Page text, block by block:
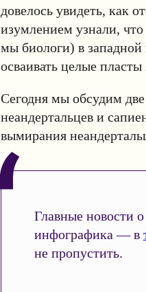
довелось увидеть, как
изумлением узнали,
мы биологи) в
осваивать целые
Сегодня мы обсудим
неандертальцев и
вымирания
Главные новости
инфографика — в
не пропустить.